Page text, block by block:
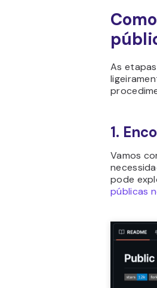
As
1.
Vamos
pode
públicas